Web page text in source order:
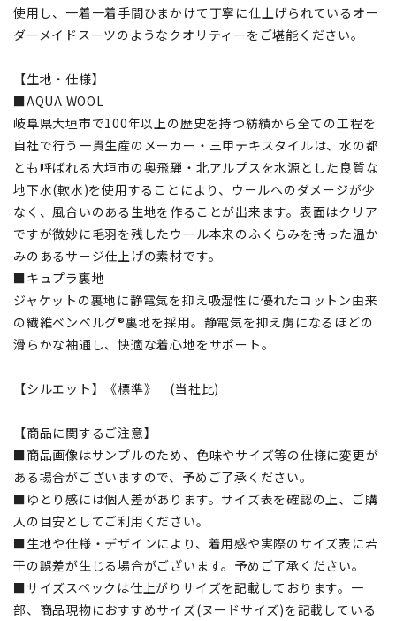
使用し、一着一着手間ひまかけて丁寧に仕上げられているオー
ダーメイドスーツのようなクオリティーをご堪能ください。
【生地・仕様】
■AQUA WOOL
岐阜県大垣市で100年以上の歴史を持つ紡績から全ての工程を
自社で行う一貫生産のメーカー・三甲テキスタイルは、水の都
とも呼ばれる大垣市の奥飛騨・北アルプスを水源とした良質な
地下水(軟水)を使用することにより、ウールへのダメージが少
なく、風合いのある生地を作ることが出来ます。表面はクリア
ですが微妙に毛羽を残したウール本来のふくらみを持った温か
みのあるサージ仕上げの素材です。
■キュプラ裏地
ジャケットの裏地に静電気を抑え吸湿性に優れたコットン由来
の繊維ベンベルグ®裏地を採用。静電気を抑え虜になるほどの
滑らかな袖通し、快適な着心地をサポート。
【シルエット】《標準》 (当社比)
【商品に関するご注意】
■商品画像はサンプルのため、色味やサイズ等の仕様に変更が
ある場合がございますので、予めご了承ください。
■ゆとり感には個人差があります。サイズ表を確認の上、ご購
入の目安としてご利用ください。
■生地や仕様・デザインにより、着用感や実際のサイズ表に若
干の誤差が生じる場合がございます。予めご了承ください。
■サイズスペックは仕上がりサイズを記載しております。一
部、商品現物におすすめサイズ(ヌードサイズ)を記載している